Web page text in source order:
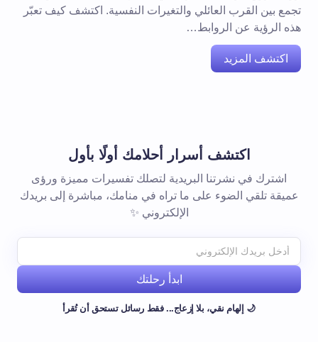
تجمع بين القرب العائلي والتغيرات النفسية. اكتشف كيف تعبّر
هذه الرؤية عن الروابط…
اكتشف المزيد
اكتشف أسرار أحلامك أولًا بأول
اشترك في نشرتنا البريدية لتصلك تفسيرات مميزة ورؤى
عميقة تلقي الضوء على ما تراه في منامك، مباشرة إلى بريدك
الإلكتروني ✨
ابدأ رحلتك
🌙 إلهام نقي، بلا إزعاج... فقط رسائل تستحق أن تُقرأ